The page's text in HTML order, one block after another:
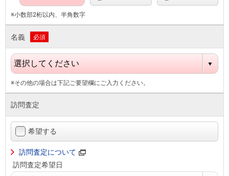
※小数部2桁以内、半角数字
名義 必須
※その他の場合は下記ご要望欄にご入力ください。
訪問査定
希望する
訪問査定について
訪問査定希望日